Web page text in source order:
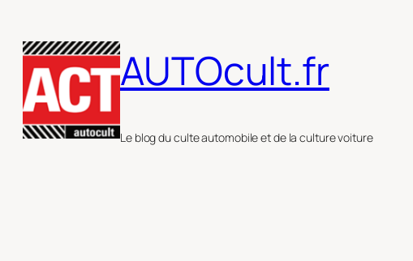
au
contenu
AUTOcult.fr
Le blog du culte automobile et de la culture voiture